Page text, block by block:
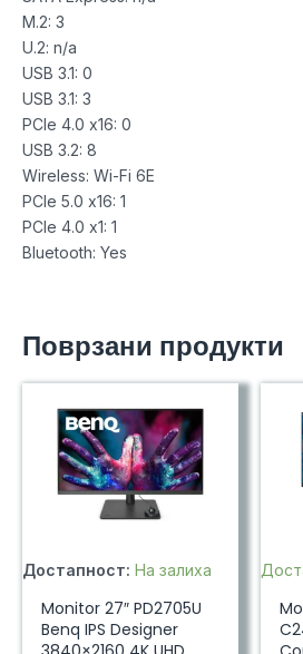
M.2: 3
U.2: n/a
USB 3.1: 0
USB 3.1: 3
PCIe 4.0 x16: 0
USB 3.2: 8
Wireless: Wi-Fi 6E
PCIe 5.0 x16: 1
PCIe 4.0 x1: 1
Bluetooth: Yes
Поврзани продукти
Достапност: На залиха
Monitor 27″ PD2705U
Benq IPS Designer